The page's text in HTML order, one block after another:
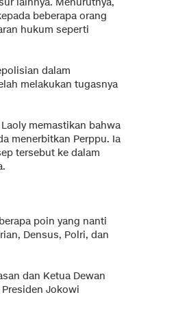
beberapa orang
hukum seperti
dalam
melakukan tugasnya
memastikan bahwa
menerbitkan Perppu. Ia
tersebut ke dalam
poin yang nanti
Densus, Polri, dan
dan Ketua Dewan
Jokowi